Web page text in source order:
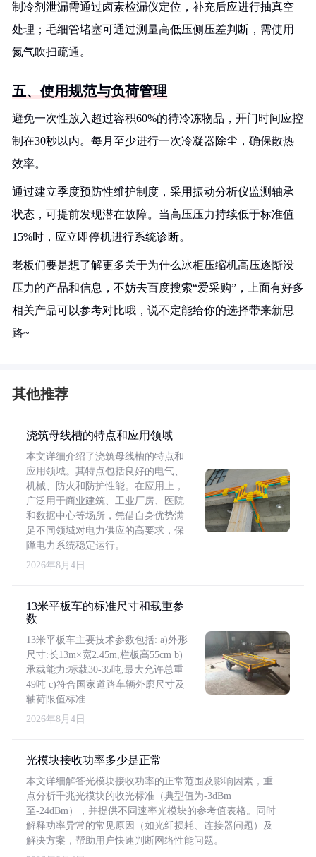
制冷剂泄漏需通过卤素检漏仪定位，补充后应进行抽真空
处理；毛细管堵塞可通过测量高低压侧压差判断，需使用
氮气吹扫疏通。
五、使用规范与负荷管理
避免一次性放入超过容积60%的待冷冻物品，开门时间应控
制在30秒以内。每月至少进行一次冷凝器除尘，确保散热
效率。
通过建立季度预防性维护制度，采用振动分析仪监测轴承
状态，可提前发现潜在故障。当高压压力持续低于标准值
15%时，应立即停机进行系统诊断。
老板们要是想了解更多关于为什么冰柜压缩机高压逐惭没
压力的产品和信息，不妨去百度搜索“爱采购”，上面有好多
相关产品可以参考对比哦，说不定能给你的选择带来新思
路~
其他推荐
浇筑母线槽的特点和应用领域
本文详细介绍了浇筑母线槽的特点和
应用领域。其特点包括良好的电气、
机械、防火和防护性能。在应用上，
广泛用于商业建筑、工业厂房、医院
和数据中心等场所，凭借自身优势满
足不同领域对电力供应的高要求，保
障电力系统稳定运行。
2026年8月4日
13米平板车的标准尺寸和载重参
数
13米平板车主要技术参数包括: a)外形
尺寸:长13m×宽2.45m,栏板高55cm b)
承载能力:标载30-35吨,最大允许总重
49吨 c)符合国家道路车辆外廓尺寸及
轴荷限值标准
2026年8月4日
光模块接收功率多少是正常
本文详细解答光模块接收功率的正常范围及影响因素，重
点分析千兆光模块的收光标准（典型值为-3dBm
至-24dBm），并提供不同速率光模块的参考值表格。同时
解释功率异常的常见原因（如光纤损耗、连接器问题）及
解决方案，帮助用户快速判断网络性能问题。